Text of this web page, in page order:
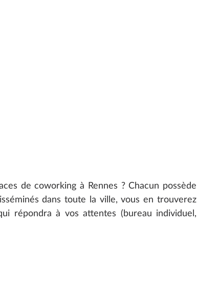
de coworking à Rennes ? Chacun possède
dans toute la ville, vous en trouverez
répondra à vos attentes (bureau individuel,